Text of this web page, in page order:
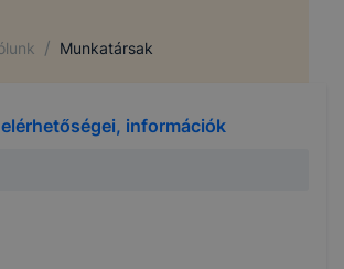
/ Munkatársak
információk